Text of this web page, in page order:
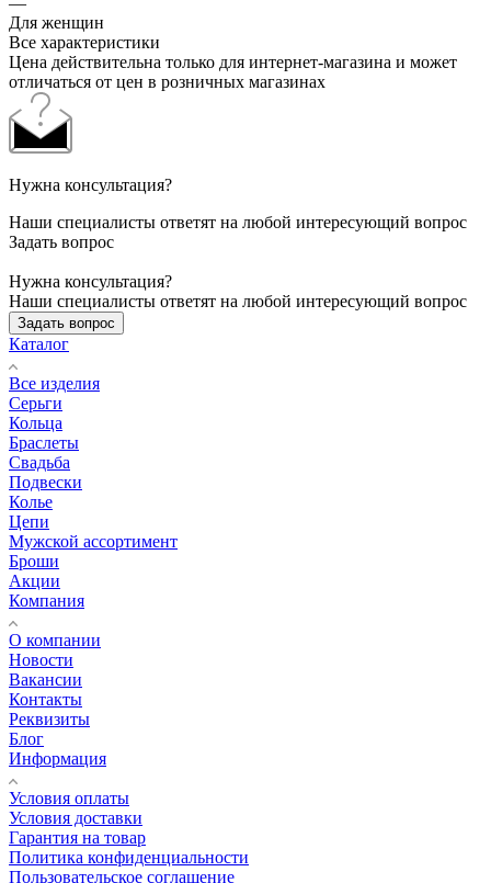
Для женщин
Все характеристики
Цена действительна только для интернет-магазина и может
отличаться от цен в розничных магазинах
Нужна консультация?
Наши специалисты ответят на любой интересующий вопрос
Задать вопрос
Нужна консультация?
Наши специалисты ответят на любой интересующий вопрос
Задать вопрос
Каталог
Все изделия
Серьги
Кольца
Браслеты
Свадьба
Подвески
Колье
Цепи
Мужской ассортимент
Броши
Акции
Компания
О компании
Новости
Вакансии
Контакты
Реквизиты
Блог
Информация
Условия оплаты
Условия доставки
Гарантия на товар
Политика конфиденциальности
Пользовательское соглашение